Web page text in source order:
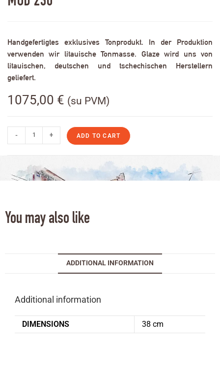
Handgefertigtes exklusives Tonprodukt. In der Produktion
verwenden wir litauische Tonmasse. Glaze wird uns von
litauischen, deutschen und tschechischen Herstellern
geliefert.
1075,00 € (su PVM)
- + ADD TO CART
You may also like
ADDITIONAL INFORMATION
Additional information
DIMENSIONS 38 cm